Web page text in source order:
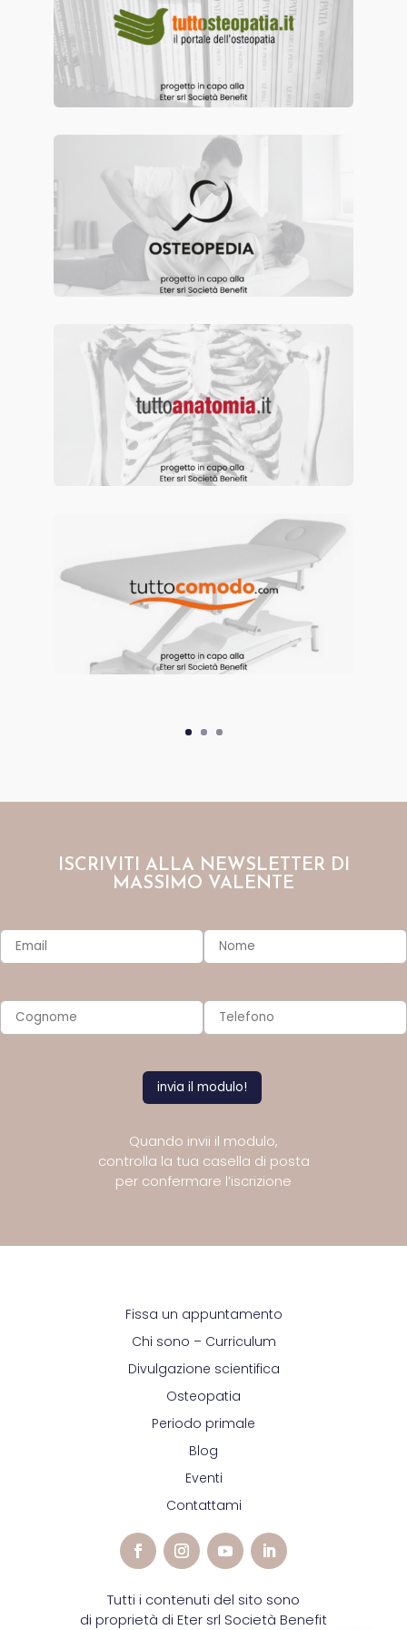
ISCRIVITI ALLA NEWSLETTER DI
MASSIMO VALENTE
Quando invii il modulo,
controlla la tua casella di posta
per confermare l’iscrizione
Fissa un appuntamento
Chi sono – Curriculum
Divulgazione scientifica
Osteopatia
Periodo primale
Blog
Eventi
Contattami
Tutti i contenuti del sito sono
di proprietà di Eter srl Società Benefit